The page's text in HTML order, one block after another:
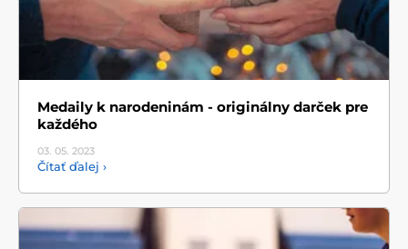
Medaily k narodeninám - originálny darček pre
každého
03. 05. 2023
Čítať ďalej ›